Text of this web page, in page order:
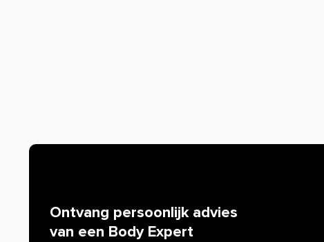
Ontvang persoonlijk advies
van een Body Expert